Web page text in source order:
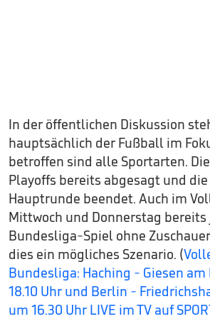
In der öffentlichen Diskussion
hauptsächlich der Fußball im
betroffen sind alle Sportarten.
Playoffs bereits abgesagt und die
Hauptrunde beendet. Auch im
Mittwoch und Donnerstag
Bundesliga-Spiel ohne
dies ein mögliches Szenario. (
Bundesliga: Haching - Giesen
18.10 Uhr und Berlin -
um 16.30 Uhr LIVE im TV auf